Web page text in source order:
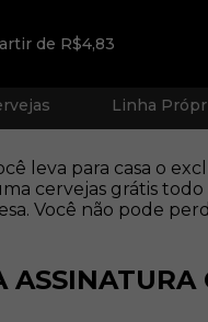
de R$4,83
Linha
leva para casa o
cervejas grátis todo
Você não pode